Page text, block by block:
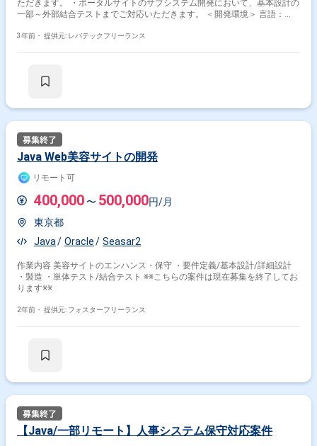
ただきます。 ・ポータルサイトのサブシステム開発において、基本設計の
一部～外部結合テストまでご対応いただきます。 ＜開発環境＞ 言語：
他： Apache Tomcat,Eclipse等
3年前・ 提供元: レバテックフリーランス
Java Web美容サイトの開発
リモート可
400,000 〜 500,000円/月
東京都
Java
Oracle Seasar2
作業内容 美容サイトのエンハンス・保守 ・要件定義/基本設計/詳細設計
・製造 ・単体テスト/結合テスト ※※こちらの案件は現在募集を終了してお
ります※※
2年前・ 提供元: フォスターフリーランス
【Java/一部リモート】人事システム保守対応案件